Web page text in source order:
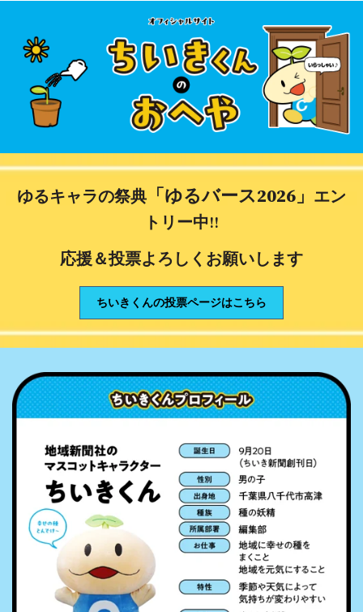
ゆるキャラの祭典 「ゆるバース2026」 エン
トリー中‼
応援＆投票よろしくお願いします
ちいきくんの投票ページはこちら